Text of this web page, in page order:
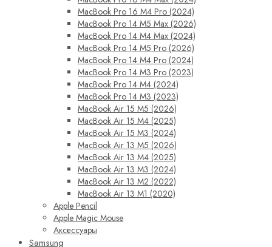
MacBook Pro 16 M4 Pro (2024)
MacBook Pro 14 M5 Max (2026)
MacBook Pro 14 M4 Max (2024)
MacBook Pro 14 M5 Pro (2026)
MacBook Pro 14 M4 Pro (2024)
MacBook Pro 14 M3 Pro (2023)
MacBook Pro 14 M4 (2024)
MacBook Pro 14 M3 (2023)
MacBook Air 15 M5 (2026)
MacBook Air 15 M4 (2025)
MacBook Air 15 M3 (2024)
MacBook Air 13 M5 (2026)
MacBook Air 13 M4 (2025)
MacBook Air 13 M3 (2024)
MacBook Air 13 M2 (2022)
MacBook Air 13 M1 (2020)
Apple Pencil
Apple Magic Mouse
Аксессуары
Samsung